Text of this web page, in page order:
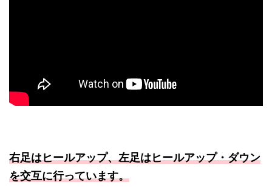
右足はヒールアップ、左足はヒールアップ・ダウン
を交互に行っています。